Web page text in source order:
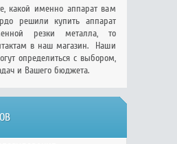
какой именно аппарат вам
решили купить аппарат
резки металла, то
в наш магазин. Наши
определиться с выбором,
и Вашего бюджета.